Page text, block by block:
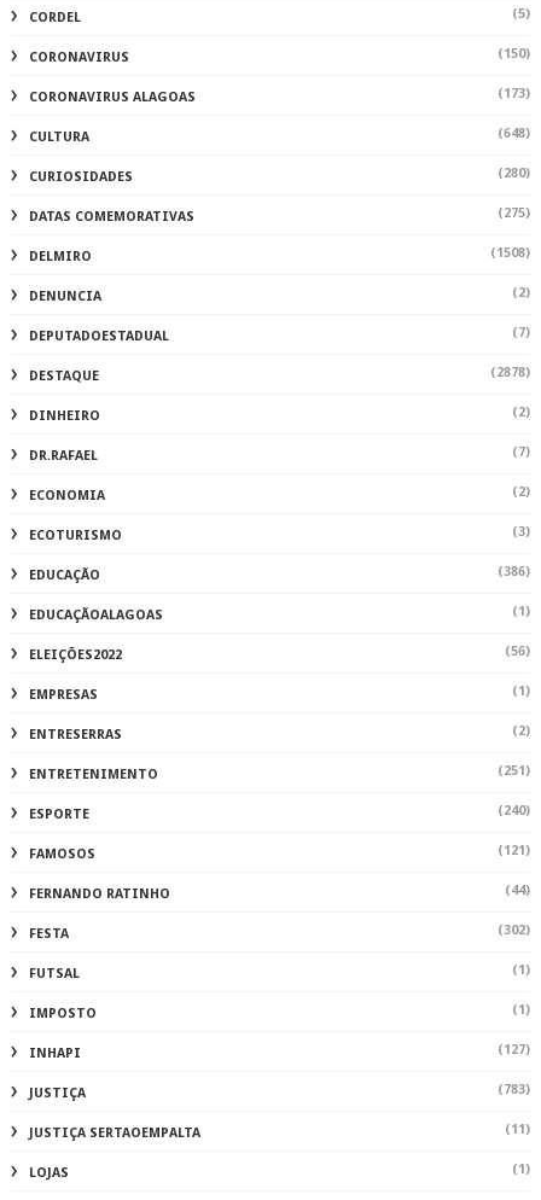
CORDEL (5)
CORONAVIRUS (150)
CORONAVIRUS ALAGOAS (173)
CULTURA (648)
CURIOSIDADES (280)
DATAS COMEMORATIVAS (275)
DELMIRO (1508)
DENUNCIA (2)
DEPUTADOESTADUAL (7)
DESTAQUE (2878)
DINHEIRO (2)
DR.RAFAEL (7)
ECONOMIA (2)
ECOTURISMO (3)
EDUCAÇÃO (386)
EDUCAÇÃOALAGOAS (1)
ELEIÇÕES2022 (56)
EMPRESAS (1)
ENTRESERRAS (2)
ENTRETENIMENTO (251)
ESPORTE (240)
FAMOSOS (121)
FERNANDO RATINHO (44)
FESTA (302)
FUTSAL (1)
IMPOSTO (1)
INHAPI (127)
JUSTIÇA (783)
JUSTIÇA SERTAOEMPALTA (11)
LOJAS (1)